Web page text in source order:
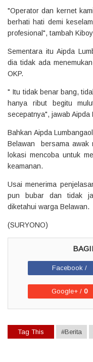
"Operator dan kernet
berhati hati demi
profesional", tambah
Sementara itu Aipda
dia tidak ada
OKP.
" Itu tidak benar bang,
hanya ribut begitu
secepatnya", jawab Aipda
Bahkan Aipda
Belawan bersama awak
lokasi mencoba untuk
keamanan.
Usai menerima
pun bubar dan tidak
diketahui warga Belawan.
(SURYONO)
Facebook /
Google+ / 0
Tag This #Berita